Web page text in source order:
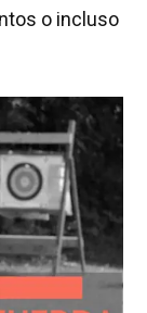
o incluso